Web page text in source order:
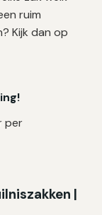
ruim
Kijk dan op
per
|